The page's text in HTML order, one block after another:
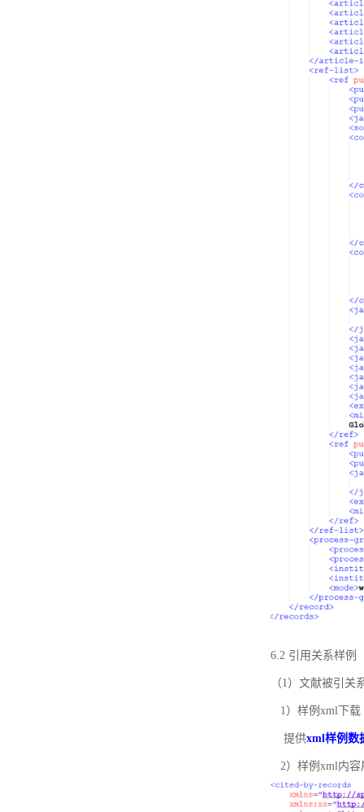
6.2 引用关系样例
（1）文献被引关
1）样例xml下载
提供xml样例数
2）样例xml内容